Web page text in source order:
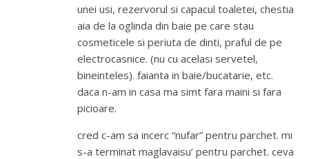
unei usi, rezervorul si capacul toaletei, chestia
aia de la oglinda din baie pe care stau
cosmeticele si periuta de dinti, praful de pe
electrocasnice. (nu cu acelasi servetel,
bineinteles). faianta in baie/bucatarie, etc.
daca n-am in casa ma simt fara maini si fara
picioare.
cred c-am sa incerc “nufar” pentru parchet. mi
s-a terminat maglavaisu’ pentru parchet. ceva